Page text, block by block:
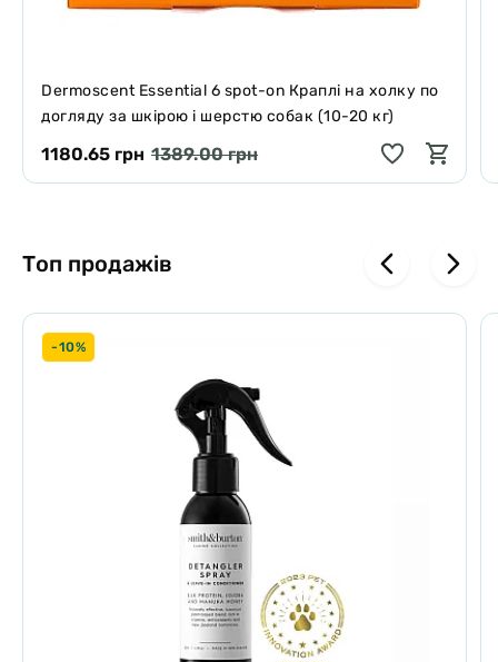
Dermoscent Essential 6 spot-on Краплі на холку по
догляду за шкірою і шерстю собак (10-20 кг)
1180.65 грн 1389.00 грн
Топ продажів
-10%